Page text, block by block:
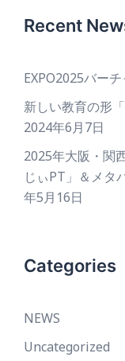
Recent
EXPO2025バー
新しい教育の形
2024年6月7日
2025年大阪・関
じぃPT」＆メタ
年5月16日
Categories
NEWS
Uncategorized